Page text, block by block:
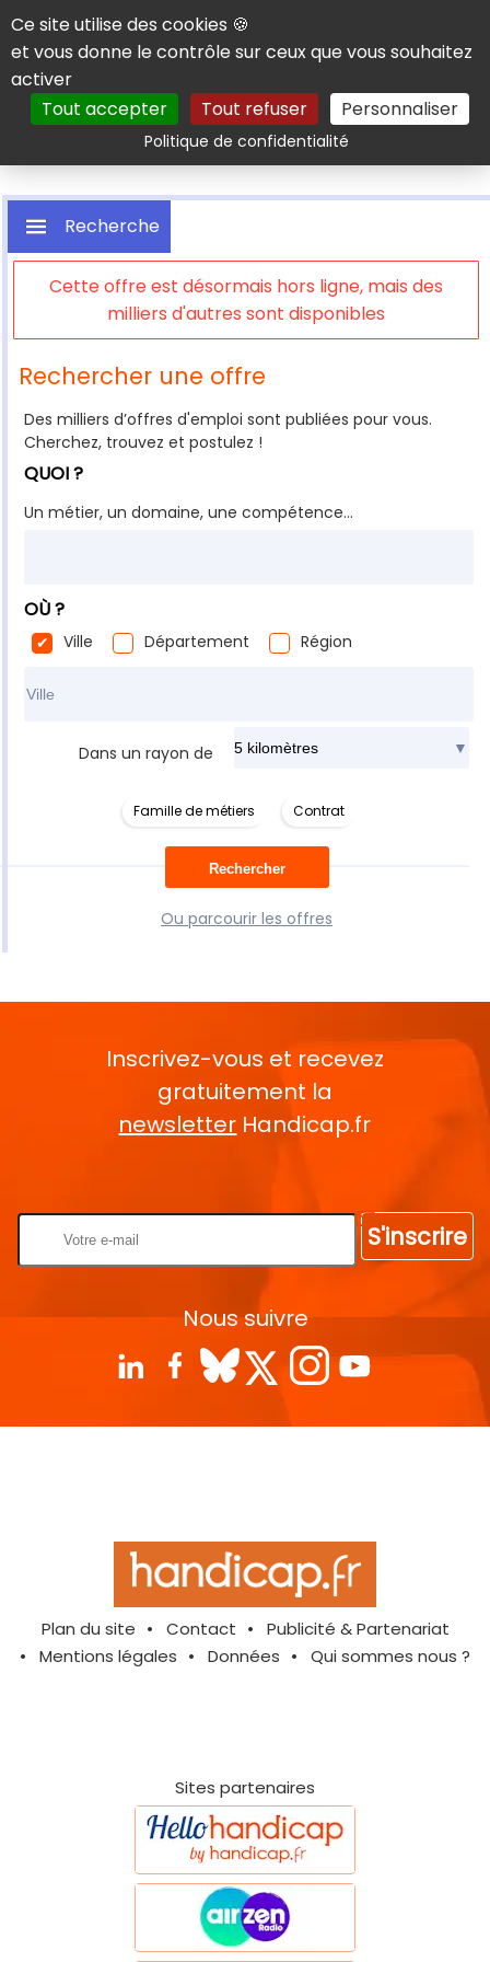
Panneau de gestion des cookies
Ce site utilise des cookies 🍪
et vous donne le contrôle sur ceux que vous souhaitez
activer
Tout accepter
Tout refuser Personnaliser
Politique de confidentialitéRechercher
Cette offre est désormais hors ligne, mais des
milliers d'autres sont disponibles
Recherche
Rechercher une offre
Des milliers d’offres d'emploi sont publiées pour vous.
Cherchez, trouvez et postulez !
QUOI ?
Un métier, un domaine, une compétence...
OÙ ?
Ville Département
Région
Dans un rayon de
Famille de métiers Contrat
Ou parcourir les offres
Inscrivez-vous et recevez
gratuitement la
newsletter Handicap.fr
S'inscrire
Nous suivre
Plan du site Contact
Publicité & Partenariat
Mentions légales
Données Qui sommes nous ?
Sites partenaires